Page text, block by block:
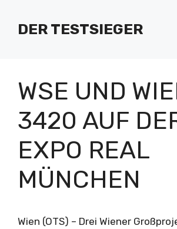
Inhalt
springenDER TESTSIEGER
WSE UND
3420 AUF
EXPO REAL
MÜNCHEN
Wien (OTS) – Drei Wiener